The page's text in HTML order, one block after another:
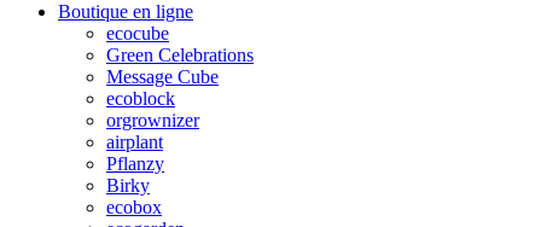
Boutique en ligne
ecocube
Green Celebrations
Message Cube
ecoblock
orgrownizer
airplant
Pflanzy
Birky
ecobox